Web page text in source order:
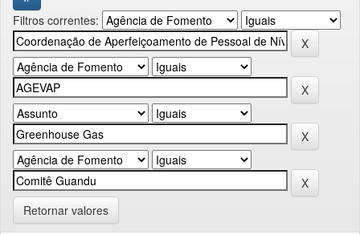
Filtros correntes:
Retornar valores